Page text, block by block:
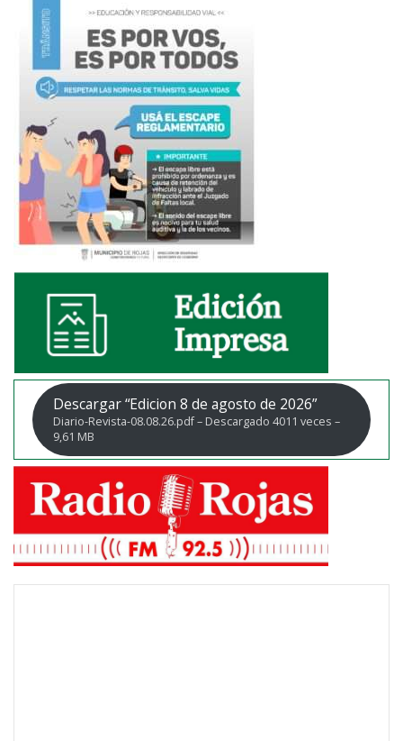
Descargar “Edicion 8 de agosto de 2026”
Diario-Revista-08.08.26.pdf – Descargado 4011 veces –
9,61 MB